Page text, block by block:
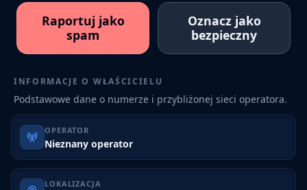
Raportuj jako
spam
Oznacz jako
bezpieczny
INFORMACJE O WŁAŚCICIELU
Podstawowe dane o numerze i przybliżonej sieci operatora.
OPERATOR
Nieznany operator
LOKALIZACJA